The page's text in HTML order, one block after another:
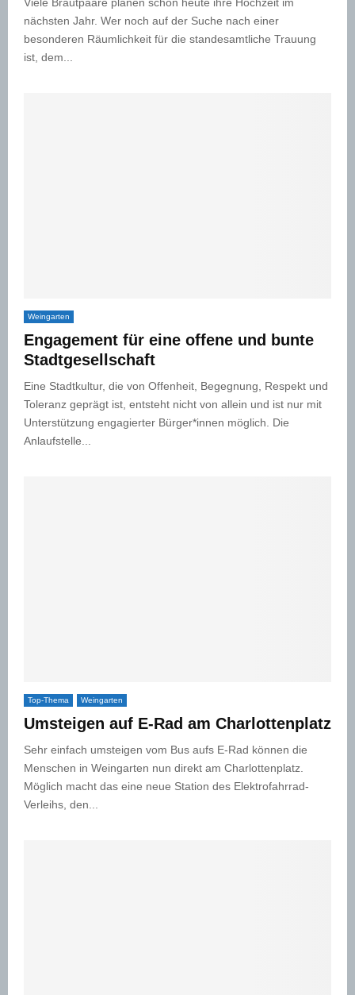
Viele Brautpaare planen schon heute ihre Hochzeit im
nächsten Jahr. Wer noch auf der Suche nach einer
besonderen Räumlichkeit für die standesamtliche Trauung
ist, dem...
Weingarten
Engagement für eine offene und bunte
Stadtgesellschaft
Eine Stadtkultur, die von Offenheit, Begegnung, Respekt und
Toleranz geprägt ist, entsteht nicht von allein und ist nur mit
Unterstützung engagierter Bürger*innen möglich. Die
Anlaufstelle...
Top-Thema Weingarten
Umsteigen auf E-Rad am Charlottenplatz
Sehr einfach umsteigen vom Bus aufs E-Rad können die
Menschen in Weingarten nun direkt am Charlottenplatz.
Möglich macht das eine neue Station des Elektrofahrrad-
Verleihs, den...